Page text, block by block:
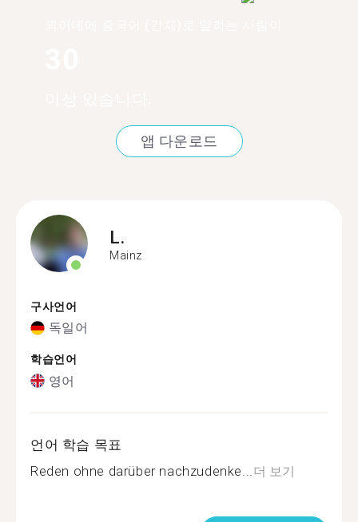
앱 다운로드
L.
Mainz
구사언어
독일어
학습언어
영어
언어 학습 목표
Reden ohne darüber nachzudenke... 더 보기